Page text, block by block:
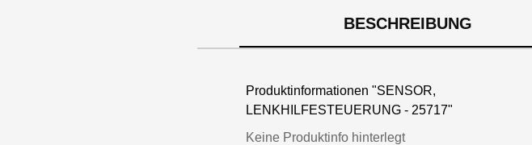
BESCHREIBUNG
Produktinformationen "SENSOR,
LENKHILFESTEUERUNG - 25717"
Keine Produktinfo hinterlegt